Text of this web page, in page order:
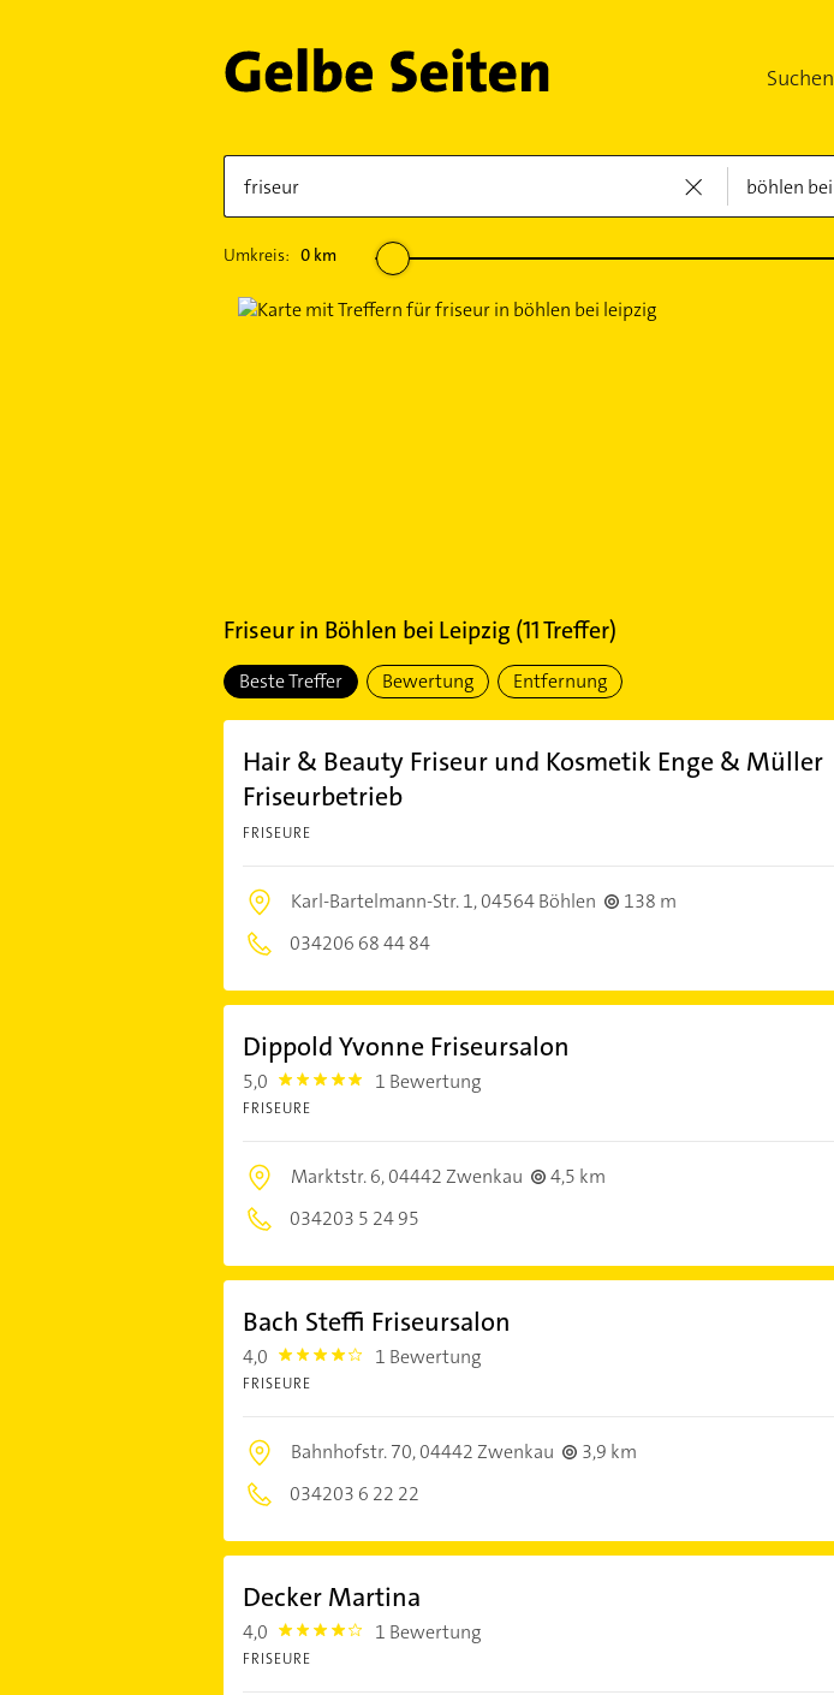
Suchen
Umkreis: 0km
Friseurin Böhlen bei Leipzig (11Treffer)
Beste Treffer Bewertung Entfernung
Hair & Beauty Friseur und Kosmetik Enge & Müller
Friseurbetrieb
FRISEURE
Karl-Bartelmann-Str. 1,04564 Böhlen
138 m
034206 68 44 84
Dippold Yvonne Friseursalon
5,0 5.0 1 Bewertung
FRISEURE
Marktstr. 6,04442 Zwenkau
4,5 km
034203 5 24 95
Bach Steffi Friseursalon
4,0 4.0 1 Bewertung
FRISEURE
Bahnhofstr. 70,04442 Zwenkau
3,9 km
034203 6 22 22
Decker Martina
4,0 4.0 1 Bewertung
FRISEURE